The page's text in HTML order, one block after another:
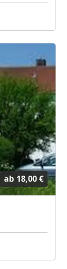
ab 18,00 €